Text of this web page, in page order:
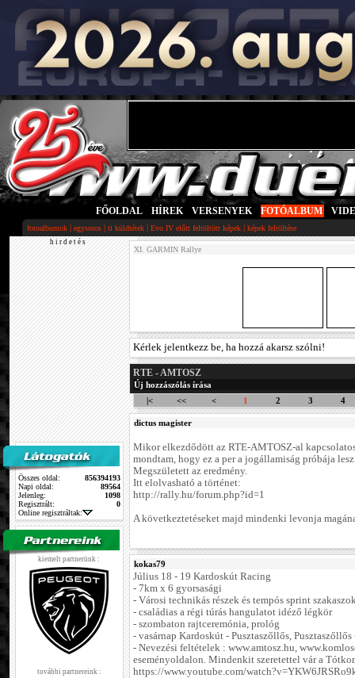
FŐOLDAL HÍREK VERSENYEK FOTÓALBUM
fotoalbumok | egysoros | ti küldtétek | Evo IV előtt feltöltött képek | képek feltöltése
h i r d e t é s
Összes oldal:
856394193
Napi oldal:
89564
Jelenleg:
1098
Regisztrált:
0
Online regisztráltak:
kiemelt partnerünk :
további partnereink :
XI. GARMIN Rallye
Kérlek jelentkezz be, ha hozzá akarsz szólni!
RTE - AMTOSZ
Új hozzászólás írása
|<
<< < 1 2 3 4
dictus magister
Mikor elkezdődött az RTE-AMTOSZ-al
mondtam, hogy ez a per a jogállamiság próbája
Megszületett az eredmény.
Itt elolvasható a történet:
http://rally.hu/forum.php?id=1
A következtetéseket majd mindenki levonja
kokas79
Július 18 - 19 Kardoskút Racing
- 7km x 6 gyorsasági
- Városi technikás részek és tempós sprint
- családias a régi túrás hangulatot idéző légkör
- szombaton rajtceremónia, prológ
- vasárnap Kardoskút - Pusztaszőllős,
- Nevezési feltételek : www.amtosz.hu,
eseményoldalon. Mindenkit szeretettel vár a
https://www.youtube.com/